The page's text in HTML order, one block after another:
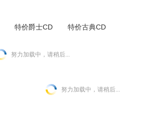
特价爵士CD 特价古典CD
努力加载中，请稍后...
努力加载中，请稍后...